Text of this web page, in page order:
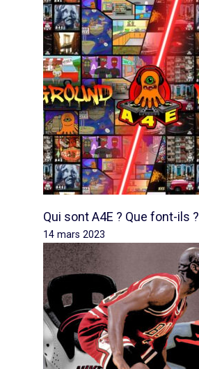
Qui sont A4E ? Que font-ils ?
14 mars 2023